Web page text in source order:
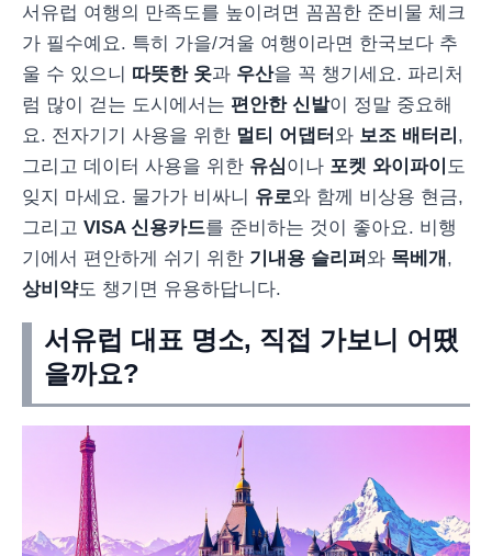
서유럽 여행의 만족도를 높이려면 꼼꼼한 준비물 체크
가 필수예요. 특히 가을/겨울 여행이라면 한국보다 추
울 수 있으니 따뜻한 옷과 우산을 꼭 챙기세요. 파리처
럼 많이 걷는 도시에서는 편안한 신발이 정말 중요해
요. 전자기기 사용을 위한 멀티 어댑터 와 보조 배터리 ,
그리고 데이터 사용을 위한 유심이나 포켓 와이파이 도
잊지 마세요. 물가가 비싸니 유로와 함께 비상용 현금,
그리고 VISA 신용카드를 준비하는 것이 좋아요. 비행
기에서 편안하게 쉬기 위한 기내용 슬리퍼 와 목베개 ,
상비약도 챙기면 유용하답니다.
서유럽 대표 명소, 직접 가보니 어땠
을까요?